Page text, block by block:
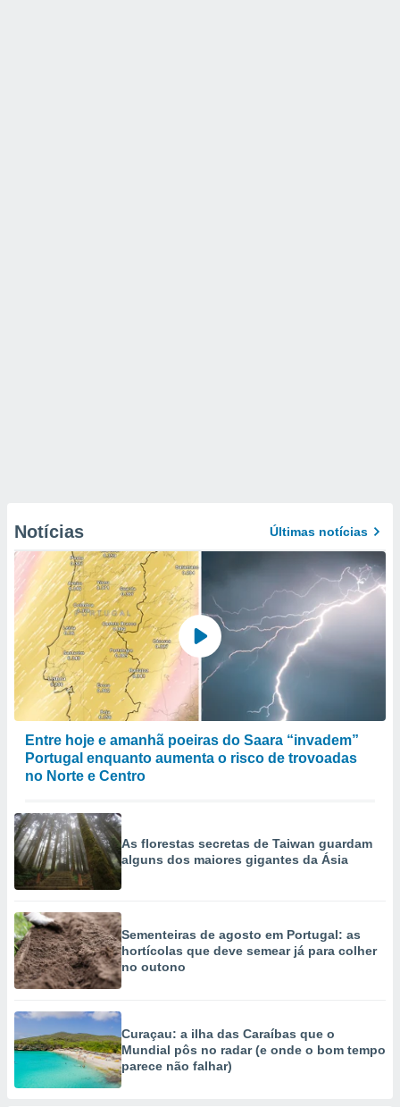
Notícias Últimas notícias
Entre hoje e amanhã poeiras do Saara “invadem”
Portugal enquanto aumenta o risco de trovoadas
no Norte e Centro
As florestas secretas de Taiwan guardam
alguns dos maiores gigantes da Ásia
Sementeiras de agosto em Portugal: as
hortícolas que deve semear já para colher
no outono
Curaçau: a ilha das Caraíbas que o
Mundial pôs no radar (e onde o bom tempo
parece não falhar)